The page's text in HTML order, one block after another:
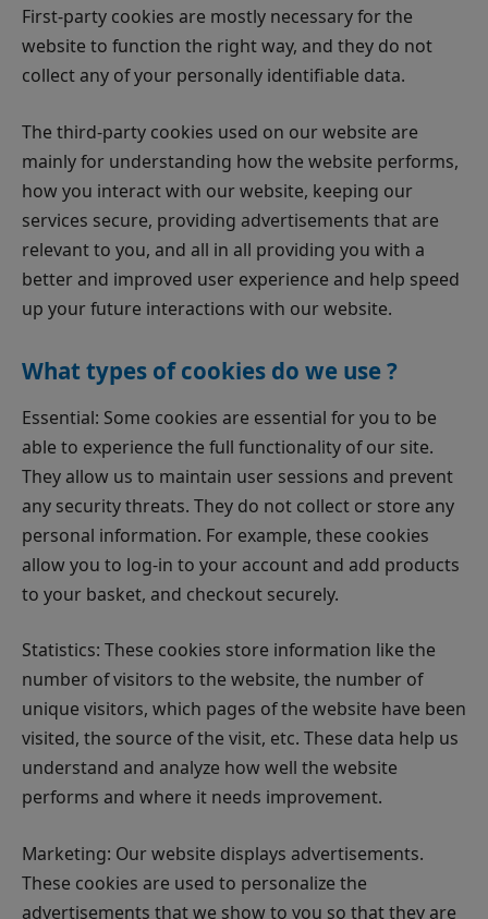
First-party cookies are mostly necessary for the
website to function the right way, and they do not
collect any of your personally identifiable data.
The third-party cookies used on our website are
mainly for understanding how the website performs,
how you interact with our website, keeping our
services secure, providing advertisements that are
relevant to you, and all in all providing you with a
better and improved user experience and help speed
up your future interactions with our website.
What types of cookies do we use ?
Essential: Some cookies are essential for you to be
able to experience the full functionality of our site.
They allow us to maintain user sessions and prevent
any security threats. They do not collect or store any
personal information. For example, these cookies
allow you to log-in to your account and add products
to your basket, and checkout securely.
Statistics: These cookies store information like the
number of visitors to the website, the number of
unique visitors, which pages of the website have been
visited, the source of the visit, etc. These data help us
understand and analyze how well the website
performs and where it needs improvement.
Marketing: Our website displays advertisements.
These cookies are used to personalize the
advertisements that we show to you so that they are